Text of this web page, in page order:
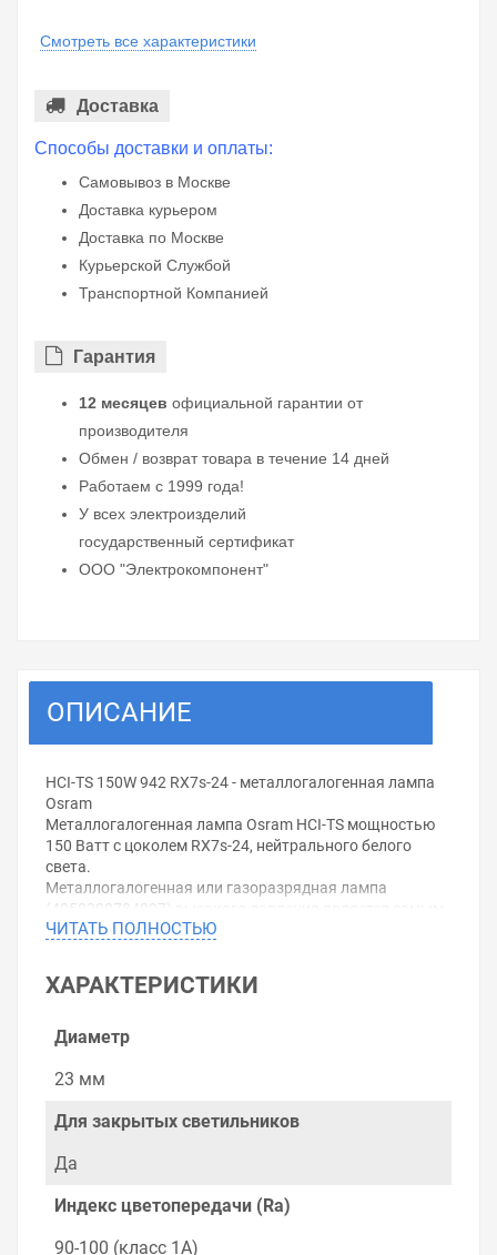
Смотреть все характеристики
Доставка
Способы доставки и оплаты:
Самовывоз в Москве
Доставка курьером
Доставка по Москве
Курьерской Службой
Транспортной Компанией
Гарантия
12 месяцев официальной гарантии от
производителя
Обмен / возврат товара в течение 14 дней
Работаем с 1999 года!
У всех электроизделий
государственный сертификат
ООО "Электрокомпонент"
ОПИСАНИЕ
HCI-TS 150W 942 RX7s-24 - металлогалогенная лампа
Osram
Металлогалогенная лампа Osram HCI-TS мощностью
150 Ватт с цоколем RX7s-24, нейтрального белого
света.
Металлогалогенная или газоразрядная лампа
(4050300784007) высокого давления является самым
эффективным источником света, в ней сочетается
Отличительные черты современных
металлогалогенных ламп (МГЛ) - это низкое
большой срок службы, благодаря компактной
освещением.
используются там, где:
предметов: на витринах и в торговых залах.
срок службы: производственное и промышленное
сооружений, строительное освещение, а также
ЧИТАТЬ ПОЛНОСТЬЮ
ХАРАКТЕРИСТИКИ
Диаметр
23 мм
Для закрытых светильников
Да
Индекс цветопередачи (Ra)
90-100 (класс 1А)